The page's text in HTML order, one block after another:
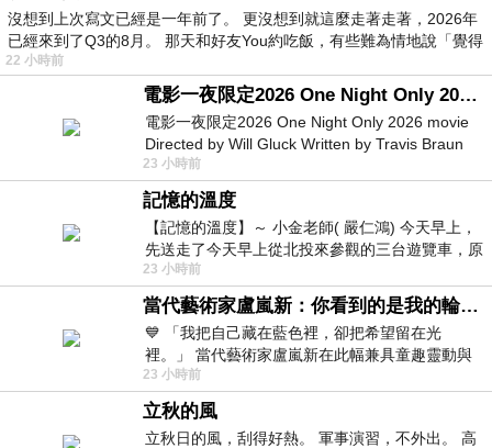
沒想到上次寫文已經是一年前了。 更沒想到就這麼走著走著，2026年
已經來到了Q3的8月。 那天和好友You約吃飯，有些難為情地說「覺得
22 小時前
電影一夜限定2026 One Night Only 2026 movie
電影一夜限定2026 One Night Only 2026 movie
Directed by Will Gluck Written by Travis Braun
Starring Monica Barbaro
23 小時前
記憶的溫度
【記憶的溫度】～ 小金老師( 嚴仁鴻) 今天早上，
先送走了今天早上從北投來參觀的三台遊覽車，原
以為展場已經差不多要安靜下來，卻發
23 小時前
當代藝術家盧嵐新：你看到的是我的輪廓，還是你的故事？——藏在藍色裡的希望與光
💙 「我把自己藏在藍色裡，卻把希望留在光
裡。」 當代藝術家盧嵐新在此幅兼具童趣靈動與
抽象韻味的新作中，用湛藍的羽翼般色塊包覆著
23 小時前
立秋的風
立秋日的風，刮得好熱。 軍事演習，不外出。 高